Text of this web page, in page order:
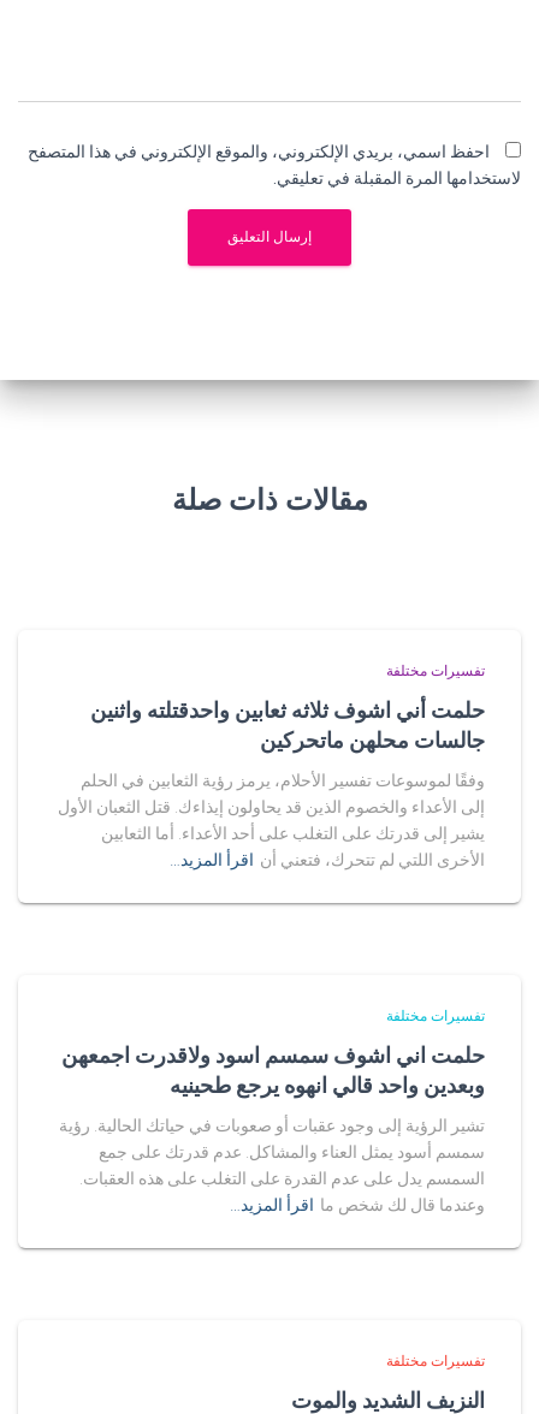
احفظ اسمي، بريدي الإلكتروني، والموقع الإلكتروني في هذا المتصفح
لاستخدامها المرة المقبلة في تعليقي.
مقالات ذات صلة
تفسيرات مختلفة
حلمت أني اشوف ثلاثه ثعابين واحدقتلته واثنين
جالسات محلهن ماتحركين
وفقًا لموسوعات تفسير الأحلام، يرمز رؤية الثعابين في الحلم
إلى الأعداء والخصوم الذين قد يحاولون إيذاءك. قتل الثعبان الأول
يشير إلى قدرتك على التغلب على أحد الأعداء. أما الثعابين
الأخرى اللتي لم تتحرك، فتعني أن اقرأ المزيد…
تفسيرات مختلفة
حلمت اني اشوف سمسم اسود ولاقدرت اجمعهن
وبعدين واحد قالي انهوه يرجع طحينيه
تشير الرؤية إلى وجود عقبات أو صعوبات في حياتك الحالية. رؤية
سمسم أسود يمثل العناء والمشاكل. عدم قدرتك على جمع
السمسم يدل على عدم القدرة على التغلب على هذه العقبات.
وعندما قال لك شخص ما اقرأ المزيد…
تفسيرات مختلفة
النزيف الشديد والموت